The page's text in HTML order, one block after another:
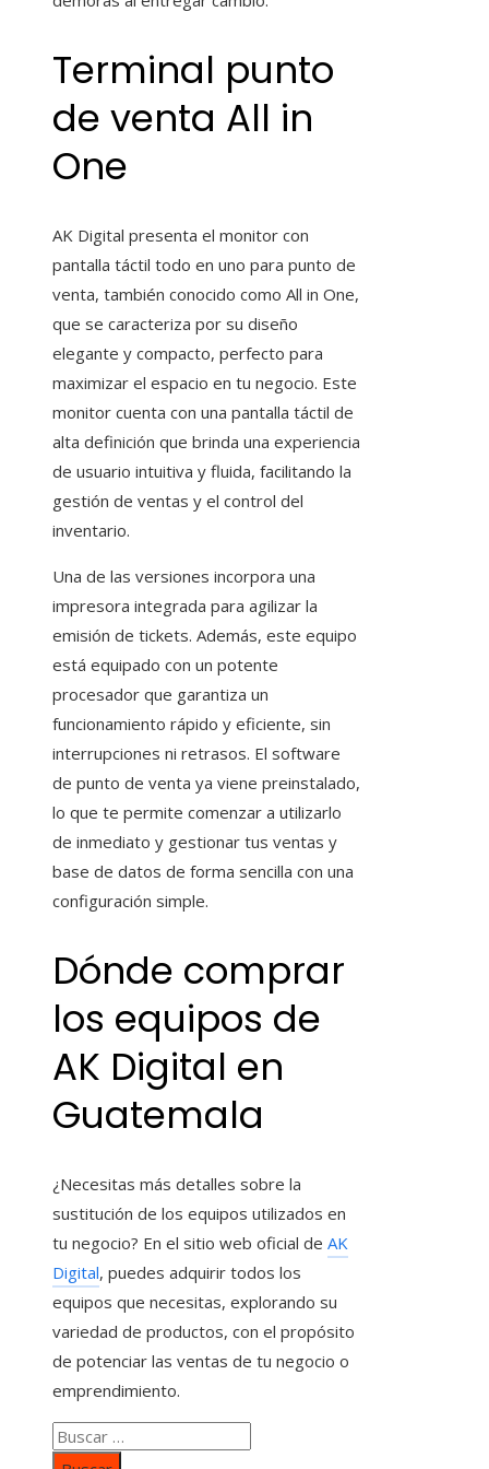
Terminal punto
de venta All in
One
AK Digital presenta el monitor con
pantalla táctil todo en uno para punto de
venta, también conocido como All in One,
que se caracteriza por su diseño
elegante y compacto, perfecto para
maximizar el espacio en tu negocio. Este
monitor cuenta con una pantalla táctil de
alta definición que brinda una experiencia
de usuario intuitiva y fluida, facilitando la
gestión de ventas y el control del
inventario.
Una de las versiones incorpora una
impresora integrada para agilizar la
emisión de tickets. Además, este equipo
está equipado con un potente
procesador que garantiza un
funcionamiento rápido y eficiente, sin
interrupciones ni retrasos. El software
de punto de venta ya viene preinstalado,
lo que te permite comenzar a utilizarlo
de inmediato y gestionar tus ventas y
base de datos de forma sencilla con una
configuración simple.
Dónde comprar
los equipos de
AK Digital en
Guatemala
¿Necesitas más detalles sobre la
sustitución de los equipos utilizados en
tu negocio? En el sitio web oficial de AK
Digital, puedes adquirir todos los
equipos que necesitas, explorando su
variedad de productos, con el propósito
de potenciar las ventas de tu negocio o
emprendimiento.
Buscar: